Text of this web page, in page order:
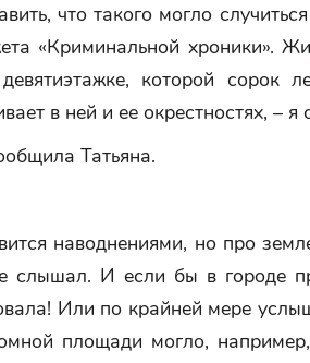
что такого могло
«Криминальной хроники».
которой сорок
в ней и ее окрестностях, – я
Татьяна.
наводнениями, но про
слышал. И если бы в городе
Или по крайней мере
площади могло, например,